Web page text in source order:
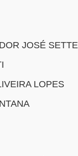
JOSÉ SETTE
LOPES